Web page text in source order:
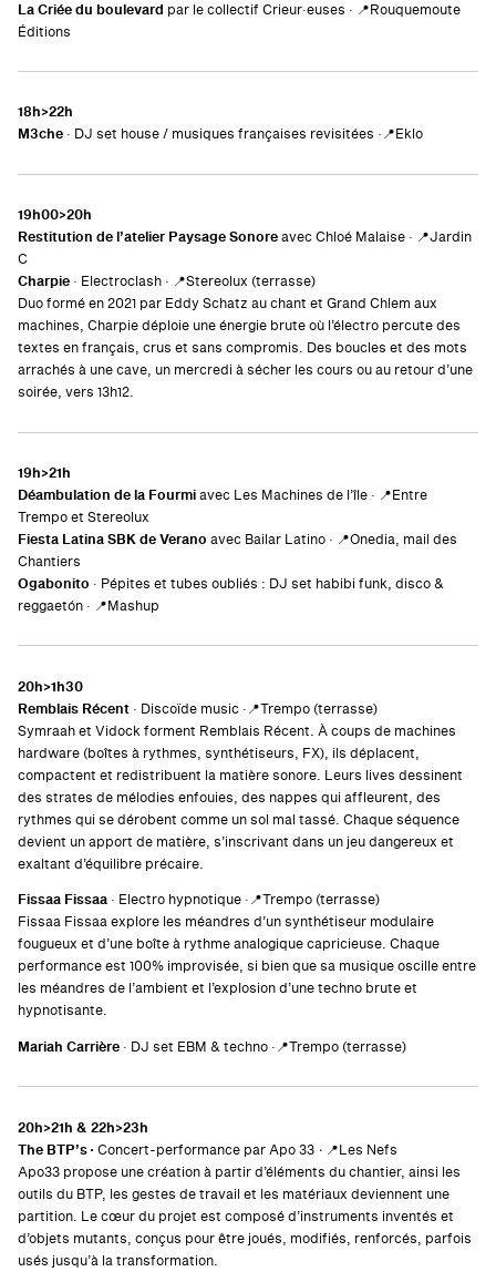
La Criée du boulevard par le collectif Crieur·euses · 📍Rouquemoute
Éditions
18h>22h
M3che· DJ set house / musiques françaises revisitées ·📍Eklo
19h00>20h
Restitution de l’atelier Paysage Sonoreavec Chloé Malaise · 📍Jardin
C
Charpie· Electroclash · 📍Stereolux (terrasse)
Duo formé en 2021 par Eddy Schatz au chant et Grand Chlem aux
machines, Charpie déploie une énergie brute où l’électro percute des
textes en français, crus et sans compromis. Des boucles et des mots
arrachés à une cave, un mercredi à sécher les cours ou au retour d’une
soirée, vers 13h12.
19h>21h
Déambulation de la Fourmiavec Les Machines de l’île · 📍Entre
Trempo et Stereolux
Fiesta Latina SBK de Verano avec Bailar Latino · 📍Onedia, mail des
Chantiers
Ogabonito · Pépites et tubes oubliés : DJ set habibi funk, disco &
reggaetón · 📍Mashup
20h>1h30
Remblais Récent · Discoïde music ·📍Trempo (terrasse)
Symraah et Vidock forment Remblais Récent. À coups de machines
hardware (boîtes à rythmes, synthétiseurs, FX), ils déplacent,
compactent et redistribuent la matière sonore. Leurs lives dessinent
des strates de mélodies enfouies, des nappes qui affleurent, des
rythmes qui se dérobent comme un sol mal tassé. Chaque séquence
devient un apport de matière, s’inscrivant dans un jeu dangereux et
exaltant d’équilibre précaire.
Fissaa Fissaa · Electro hypnotique ·📍Trempo (terrasse)
Fissaa Fissaa explore les méandres d’un synthétiseur modulaire
fougueux et d’une boîte à rythme analogique capricieuse. Chaque
performance est 100% improvisée, si bien que sa musique oscille entre
les méandres de l’ambient et l’explosion d’une techno brute et
hypnotisante.
Mariah Carrière · DJ set EBM & techno ·📍Trempo (terrasse)
20h>21h & 22h>23h
The BTP’s· Concert-performance par Apo 33 · 📍Les Nefs
Apo33 propose une création à partir d’éléments du chantier, ainsi les
outils du BTP, les gestes de travail et les matériaux deviennent une
partition. Le cœur du projet est composé d’instruments inventés et
d’objets mutants, conçus pour être joués, modifiés, renforcés, parfois
usés jusqu’à la transformation.